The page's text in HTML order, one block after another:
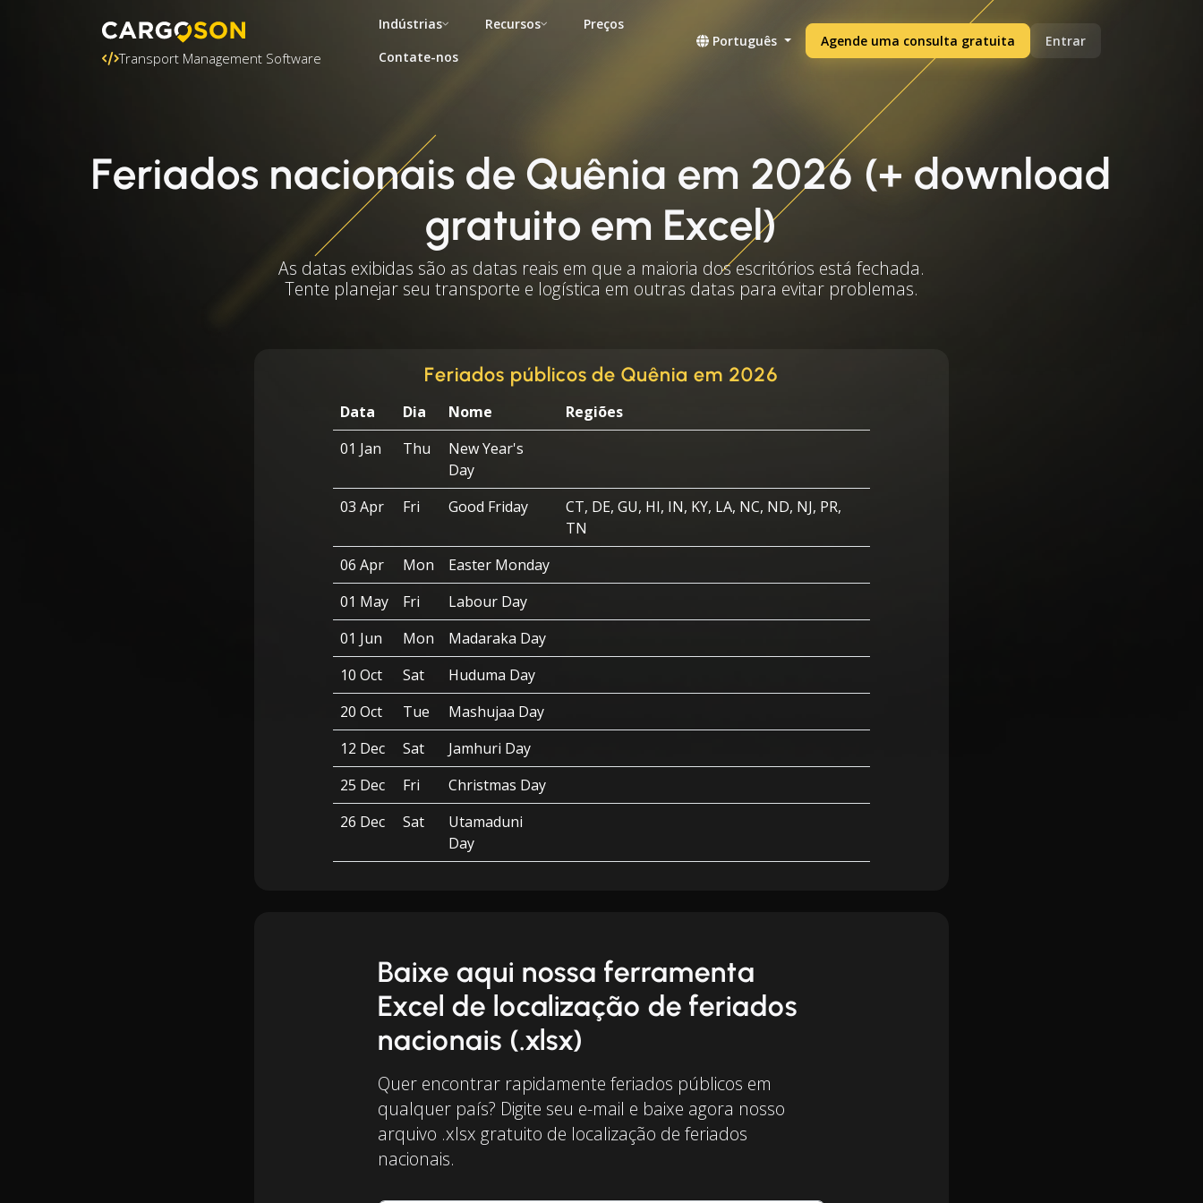
Transport Management Software
Indústrias Recursos
Preços
Contate-nos
Português Agende uma consulta gratuita Entrar
Feriados nacionais de Quênia em 2026 (+ download
gratuito em Excel)
As datas exibidas são as datas reais em que a maioria dos escritórios está fechada.
Tente planejar seu transporte e logística em outras datas para evitar problemas.
Feriados públicos de Quênia em 2026
Data Dia Nome
Regiões
01 Jan
Thu
New Year's
Day
03 Apr
Fri Good Friday
CT, DE, GU, HI, IN, KY, LA, NC, ND, NJ, PR,
TN
06 Apr
Mon
Easter Monday
01 May
Fri
Labour Day
01 Jun
Mon
Madaraka Day
10 Oct
Sat
Huduma Day
20 Oct
Tue
Mashujaa Day
12 Dec
Sat
Jamhuri Day
25 Dec
Fri
Christmas Day
26 Dec
Sat
Utamaduni
Day
Baixe aqui nossa ferramenta
Excel de localização de feriados
nacionais (.xlsx)
Quer encontrar rapidamente feriados públicos em
qualquer país? Digite seu e-mail e baixe agora nosso
arquivo .xlsx gratuito de localização de feriados
nacionais.